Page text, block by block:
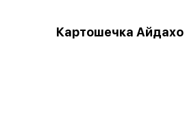
Картошечка Айдахо